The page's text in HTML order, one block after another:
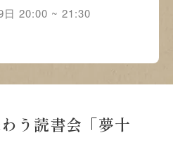
日 20:00 ~ 21:30
う読書会「夢十